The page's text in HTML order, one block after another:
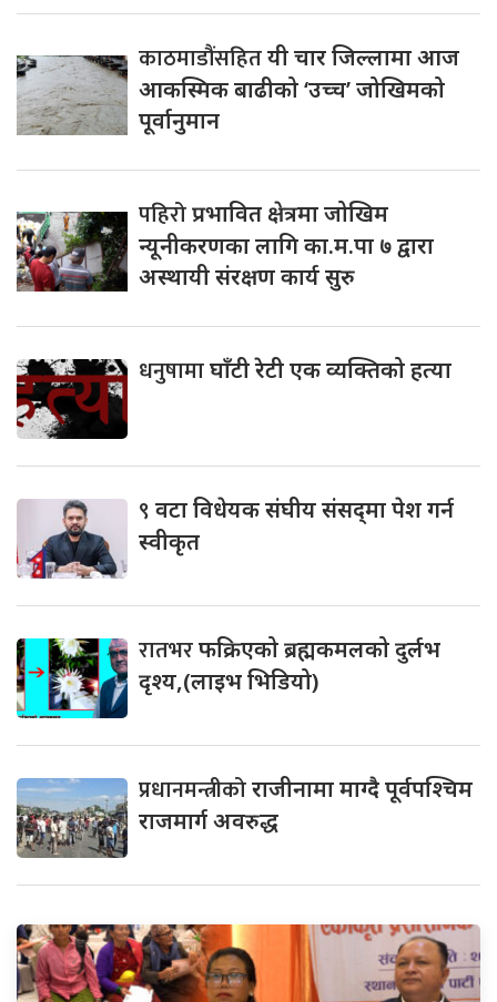
काठमाडौंसहितयी चार जिल्लामा आज
आकस्मिक बाढीको ‘उच्च’ जोखिमको
पूर्वानुमान
पहिरोप्रभावित क्षेत्रमा जोखिम
न्यूनीकरणका लागि का.म.पा ७ द्वारा
अस्थायी संरक्षण कार्य सुरु
धनुषामाघाँटी रेटी एक व्यक्तिको हत्या
९ वटा विधेयक संघीय संसद्‌मा पेश गर्न
स्वीकृत
रातभरफक्रिएको ब्रह्मकमलको दुर्लभ
दृश्य,(लाइभ भिडियो)
प्रधानमन्त्रीकोराजीनामा माग्दै पूर्वपश्चिम
राजमार्ग अवरुद्ध